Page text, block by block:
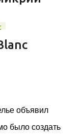
на
в
состоит из
объявил
было создать